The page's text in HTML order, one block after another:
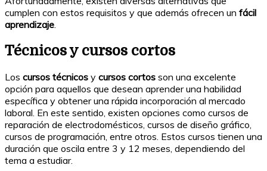
cumplen con estos requisitos y que además ofrecen un fácil
aprendizaje
Técnicos y cursos cortos
Los cursos técnicos y cursos cortos son una excelente
opción para aquellos que desean aprender una habilidad
específica y obtener una rápida incorporación al mercado
laboral. En este sentido, existen opciones como cursos de
reparación de electrodomésticos, cursos de diseño gráfico,
cursos de programación, entre otros. Estos cursos tienen una
duración que oscila entre 3 y 12 meses, dependiendo del
tema a estudiar.